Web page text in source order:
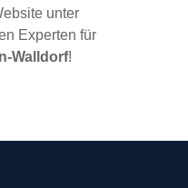
unter
Experten für
Walldorf!